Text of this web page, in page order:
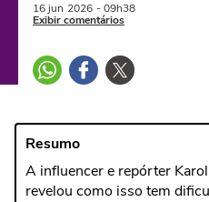
16 jun 2026 - 09h38
Exibir comentários
Resumo
A influencer e repórter
revelou como isso tem